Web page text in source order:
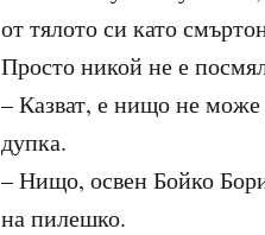
от тялото си като
Просто никой не е
– Казват, е нищо не може
дупка.
– Нищо, освен Бойко
на пилешко.